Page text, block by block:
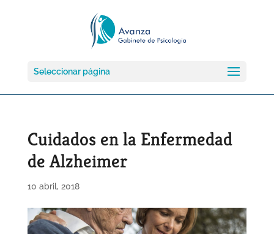
Seleccionar página
Cuidados en la Enfermedad
de Alzheimer
10 abril, 2018